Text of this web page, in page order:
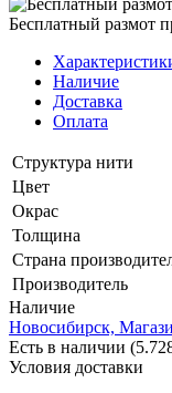
Бесплатный размот
Наличие
Доставка
Оплата
Структура нити
Цвет
Окрас
Толщина
Страна
Производитель
Наличие
Новосибирск,
Есть в наличии
Условия доставки